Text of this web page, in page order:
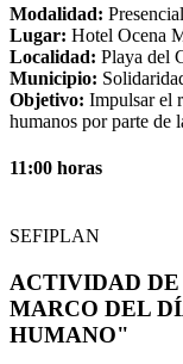
Modalidad: Presencial
Lugar: Hotel Ocena
Localidad: Playa del
Municipio:
Objetivo: Impulsar el
humanos por parte de
11:00 horas
SEFIPLAN
ACTIVIDAD
MARCO DEL
HUMANO"